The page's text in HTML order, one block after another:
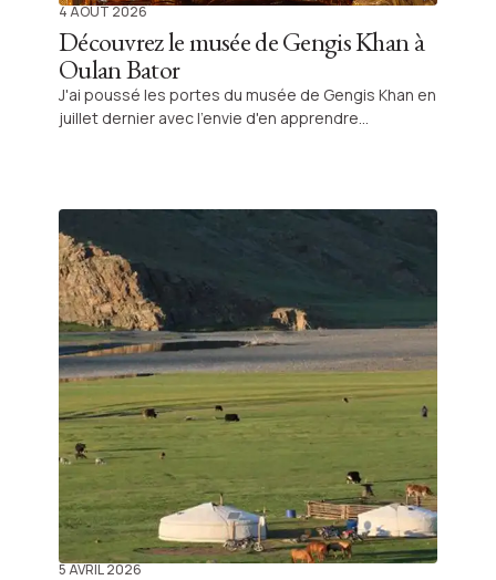
4 AOÛT 2026
Découvrez le musée de Gengis Khan à
Oulan Bator
J'ai poussé les portes du musée de Gengis Khan en
juillet dernier avec l'envie d'en apprendre
impressionné par la richesse des collections et la
qualité de la scénographie. J'y ai admiré des
trésors impériaux, des cartes anciennes, des
armes, des costumes et des œuvres d'art qui
racontent avec précision l'épopée de l'Empire
mongol. Ce qui m'a le plus marqué, c'est de
comprendre comment ce peuple nomade a
façonné une grande partie de l'Asie et influencé le
monde pendant plusieurs siècles. Je recommande
vivement cette visite avant de partir explorer les
steppes : elle permet de mieux comprendre
l'histoire, les traditions et la fierté qui animent
encore aujourd'hui les héritiers de Gengis Khan. Je
considère aujourd'hui ce musée comme l'une des
plus belles découvertes culturelles de mes
voyages en Asie. Il figure dans mon top 3. Alors,
5 AVRIL 2026